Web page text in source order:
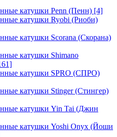
катушки Penn (Пенн) [4]
катушки Ryobi (Риоби)
катушки Scorana (Скорана)
катушки Shimano
катушки SPRO (СПРО)
катушки Stinger (Стингер)
катушки Yin Tai (Джин
катушки Yoshi Onyx (Йоши